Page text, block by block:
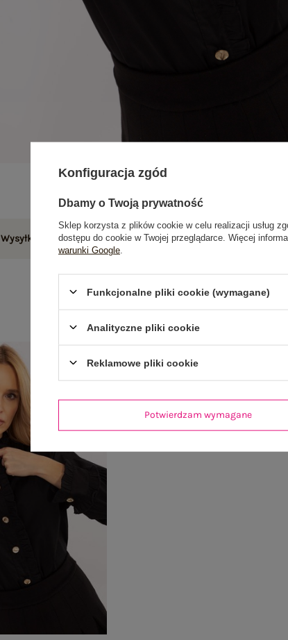
Wysyłka i dostawa Zwroty i reklamacje Opinie o
Konfiguracja zgód
Dbamy o Twoją prywatność
Sklep korzysta z plików cookie w celu realizacji usług
dostępu do cookie w Twojej przeglądarce. Więcej
warunki Google
Funkcjonalne pliki cookie (wymagane)
Analityczne pliki cookie
Reklamowe pliki cookie
Potwierdzam wymagane